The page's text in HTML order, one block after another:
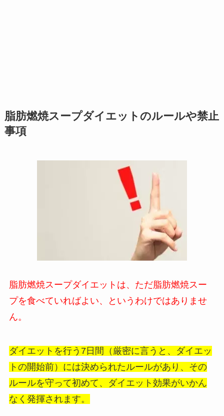
脂肪燃焼スープダイエットのルールや禁止
事項
脂肪燃焼スープダイエットは、ただ脂肪燃焼スー
プを食べていればよい、というわけではありませ
ん。
ダイエットを行う7日間（厳密に言うと、ダイエッ
トの開始前）には決められたルールがあり、その
ルールを守って初めて、ダイエット効果がいかん
なく発揮されます。